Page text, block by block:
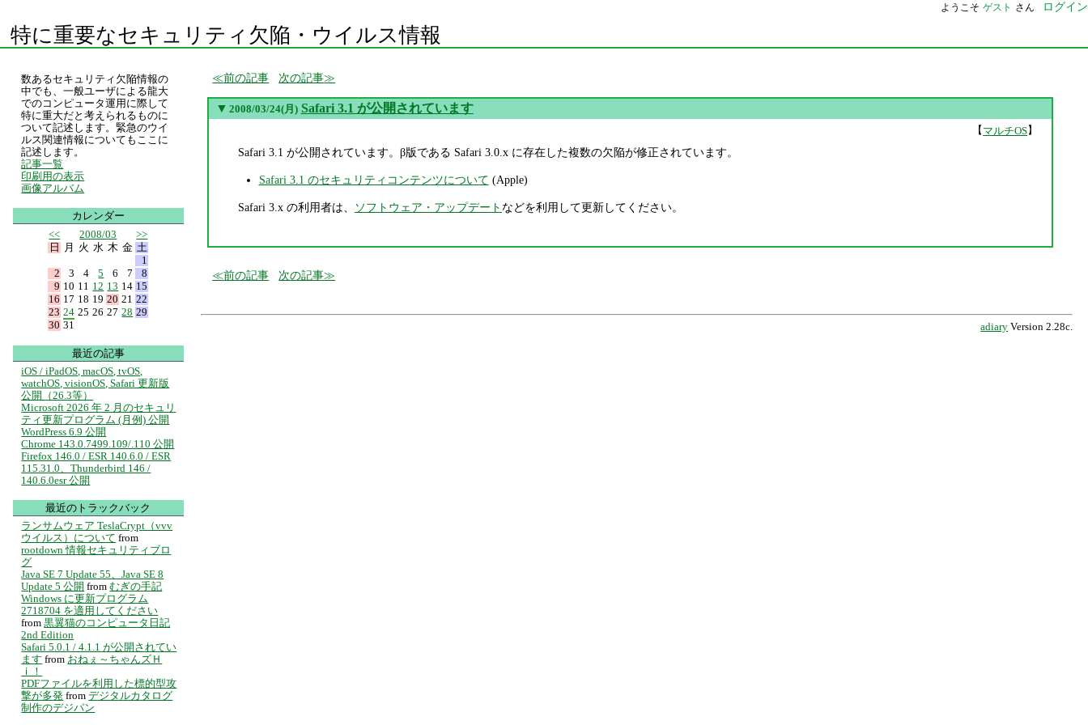
ようこそ ゲスト さん ログイン
特に重要なセキュリティ欠陥・ウイルス情報
前の記事 次の記事
▼ 2008/03/24(月) Safari 3.1 が公開されています
【マルチOS】
Safari 3.1 が公開されています。β版である Safari 3.0.x に存在した複数の欠陥が修正されています。
Safari 3.1 のセキュリティコンテンツについて (Apple)
Safari 3.x の利用者は、 ソフトウェア・アップデート などを利用して更新してください。
前の記事 次の記事
adiary Version 2.28c.
数あるセキュリティ欠陥情報の
中でも、一般ユーザによる龍大
でのコンピュータ運用に際して
特に重大だと考えられるものに
ついて記述します。緊急のウイ
ルス関連情報についてもここに
記述します。
記事一覧
印刷用の表示
画像アルバム
カレンダー
<<
2008/03
>>
日
月 火 水 木 金 土
1
2
3 4 5 6 7
8
9 10 11 12 13 14 15
16 17 18 19 20 21 22
23 24 25 26 27 28 29
30 31
最近の記事
iOS / iPadOS, macOS, tvOS,
watchOS, visionOS, Safari 更新版
公開（26.3等）
Microsoft 2026 年 2 月のセキュリ
ティ更新プログラム (月例) 公開
WordPress 6.9 公開
Chrome 143.0.7499.109/.110 公開
Firefox 146.0 / ESR 140.6.0 / ESR
115.31.0、Thunderbird 146 /
140.6.0esr 公開
最近のトラックバック
ランサムウェア TeslaCrypt（vvv
ウイルス）について from
rootdown 情報セキュリティブロ
グ
Java SE 7 Update 55、Java SE 8
Update 5 公開 from むぎの手記
Windows に更新プログラム
2718704 を適用してください
from 黒翼猫のコンピュータ日記
2nd Edition
Safari 5.0.1 / 4.1.1 が公開されてい
ます from おねぇ～ちゃんズＨ
ｉ！
PDFファイルを利用した標的型攻
撃が多発 from デジタルカタログ
制作のデジパン